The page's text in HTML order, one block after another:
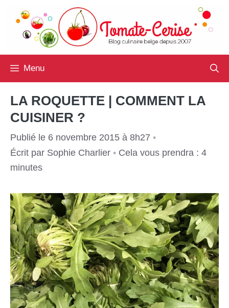
contenu
Menu
LA ROQUETTE | COMMENT LA
CUISINER ?
Publié le 6 novembre 2015 à 8h27 •
Écrit par Sophie Charlier • Cela vous prendra : 4
minutes